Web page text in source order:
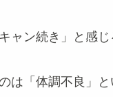
ャン続き」と感じ
は「体調不良」